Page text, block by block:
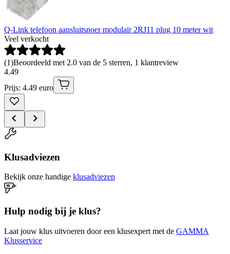
Q-Link telefoon aansluitsnoer modulair 2RJ11 plug 10 meter wit
Veel verkocht
(1)Beoordeeld met 2.0 van de 5 sterren, 1 klantreview
4.49
Prijs: 4.49 euro
Klusadviezen
Bekijk onze handige klusadviezen
Hulp nodig bij je klus?
Laat jouw klus uitvoeren door een klusexpert met de GAMMA
Klusservice